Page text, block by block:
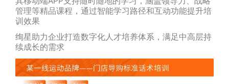
管理等精品课程，通过智能学习路径和互动功能提升培
训效果
绚星助力企业打造数字化人才培养体系，满足中高层持
续成长的需求